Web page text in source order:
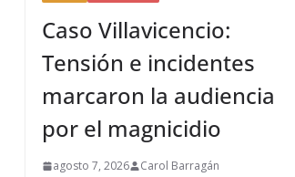
Caso Villavicencio:
Tensión e incidentes
marcaron la audiencia
por el magnicidio
agosto 7, 2026 Carol Barragán